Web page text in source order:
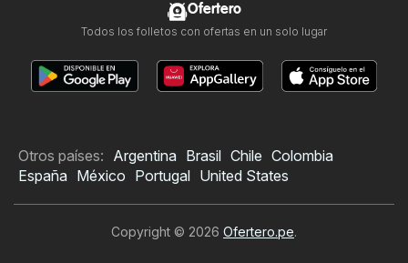
Ofertero
Todos los folletos con ofertas en un solo lugar
Otros países: Argentina Brasil Chile Colombia
España México Portugal United States
Copyright © 2026 Ofertero.pe.